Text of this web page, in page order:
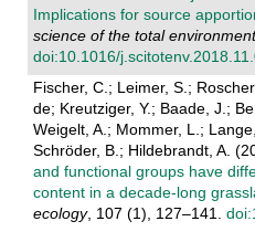
Implications for source
science of the total environment
doi:10.1016/
Fischer, C.; Leimer, S.;
de; Kreutziger, Y.; Baade, J.;
Weigelt, A.; Mommer, L.;
Schröder, B.; Hildebrandt, A.
and functional groups have
content in a decade‐long
ecology, 107 (1), 127–141.